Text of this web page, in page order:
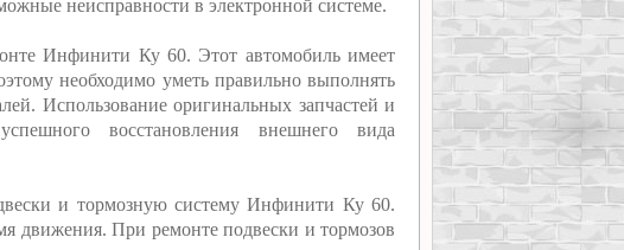
неисправности в электронной системе.
Инфинити Ку 60. Этот автомобиль имеет
необходимо уметь правильно выполнять
Использование оригинальных запчастей и
восстановления внешнего вида
и тормозную систему Инфинити Ку 60.
движения. При ремонте подвески и тормозов